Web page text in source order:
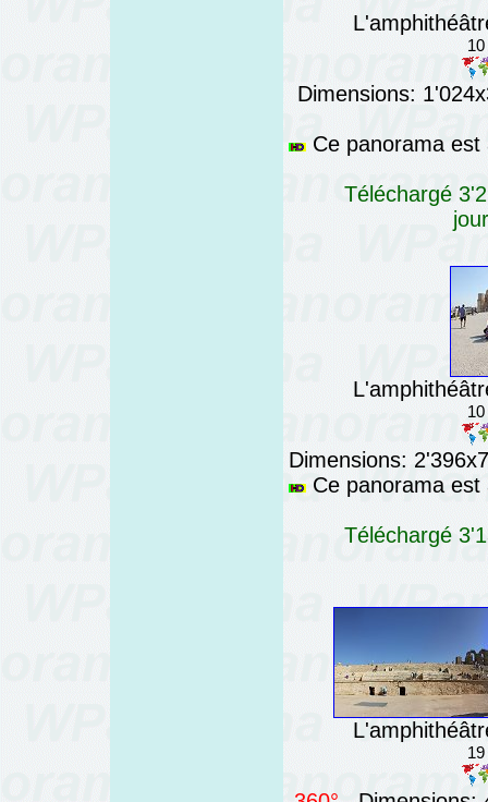
Dimensions:
Ce panorama est
Téléchargé
Dimensions:
Ce panorama est
Téléchargé